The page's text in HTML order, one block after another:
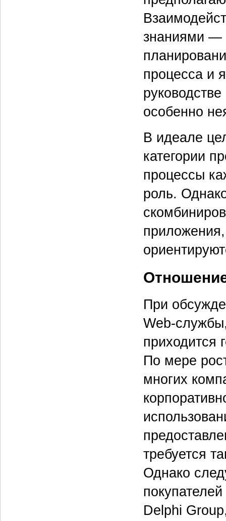
знаниями —
процесса и
особенно
В идеале
категории
процессы
роль.
При
Web-
приходится
По мере
многих
требуется
Однако
Delphi